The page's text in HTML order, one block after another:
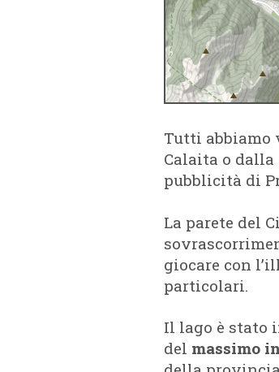
Tutti abbiamo
Calaita o
pubblicità di
La parete del
giocare con
particolari.
Il lago è stato
del massimo